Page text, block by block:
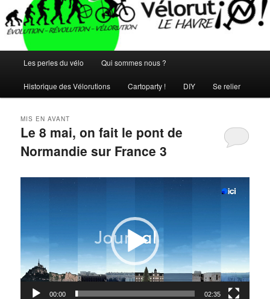
principal
Les perles du vélo Qui sommes nous ?
Historique des Vélorutions Cartoparty ! DIY Se relier
Le 8 mai, on fait le pont de
Normandie sur France 3
MIS EN AVANT
00:00 02:35